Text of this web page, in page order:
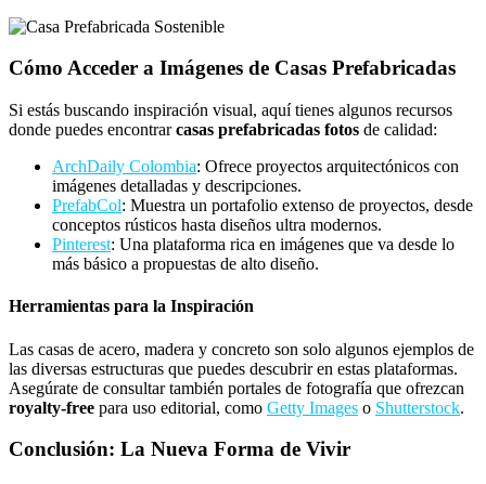
Cómo Acceder a Imágenes de Casas Prefabricadas
Si estás buscando inspiración visual, aquí tienes algunos recursos
donde puedes encontrarcasas prefabricadas fotos de calidad:
ArchDaily Colombia: Ofrece proyectos arquitectónicos con
imágenes detalladas y descripciones.
PrefabCol: Muestra un portafolio extenso de proyectos, desde
conceptos rústicos hasta diseños ultra modernos.
Pinterest: Una plataforma rica en imágenes que va desde lo
más básico a propuestas de alto diseño.
Herramientas para la Inspiración
Las casas de acero, madera y concreto son solo algunos ejemplos de
las diversas estructuras que puedes descubrir en estas plataformas.
Asegúrate de consultar también portales de fotografía que ofrezcan
royalty-free para uso editorial, como Getty Images o Shutterstock.
Conclusión: La Nueva Forma de Vivir